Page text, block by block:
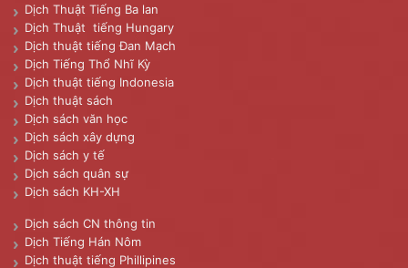
Dịch Thuật Tiếng Ba lan
Dịch Thuật tiếng Hungary
Dịch thuật tiếng Đan Mạch
Dịch Tiếng Thổ Nhĩ Kỳ
Dịch thuật tiếng Indonesia
Dịch thuật sách
Dịch sách văn học
Dịch sách xây dựng
Dịch sách y tế
Dịch sách quân sự
Dịch sách KH-XH
Dịch sách CN thông tin
Dịch Tiếng Hán Nôm
Dịch thuật tiếng Phillipines